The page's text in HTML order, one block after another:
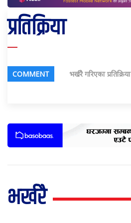
प्रतिक्रिया
COMMENT भर्खरै गरिएका प्रतिक्रिया
भर्खरै